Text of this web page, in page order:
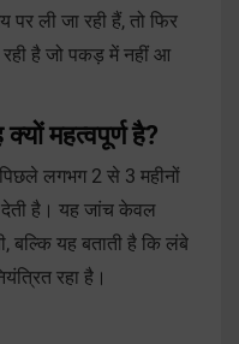
पर ली जा रही हैं, तो फिर
है जो पकड़ में नहीं आ
महत्वपूर्ण है?
लगभग 2 से 3 महीनों
है। यह जांच केवल
बल्कि यह बताती है कि लंबे
रहा है।